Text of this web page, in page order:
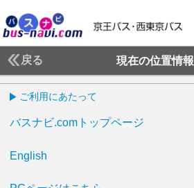
戻る 現在の位置情報
ご利用にあたって
バスナビ.comトップページ
English